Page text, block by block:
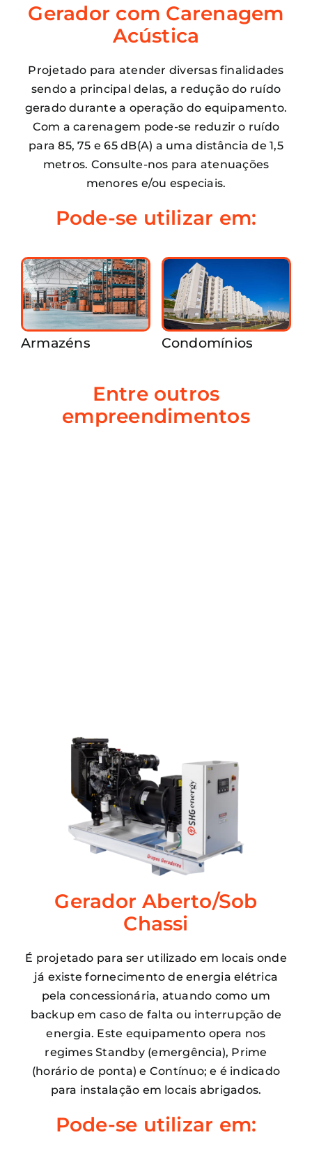
Gerador com Carenagem
Acústica
Projetado para atender diversas finalidades
sendo a principal delas, a redução do ruído
gerado durante a operação do equipamento.
Com a carenagem pode-se reduzir o ruído
para 85, 75 e 65 dB(A) a uma distância de 1,5
metros. Consulte-nos para atenuações
menores e/ou especiais.
Pode-se utilizar em:
Armazéns Condomínios
Entre outros
empreendimentos
Gerador Aberto/Sob
Chassi
É projetado para ser utilizado em locais onde
já existe fornecimento de energia elétrica
pela concessionária, atuando como um
backup em caso de falta ou interrupção de
energia. Este equipamento opera nos
regimes Standby (emergência), Prime
(horário de ponta) e Contínuo; e é indicado
para instalação em locais abrigados.
Pode-se utilizar em: